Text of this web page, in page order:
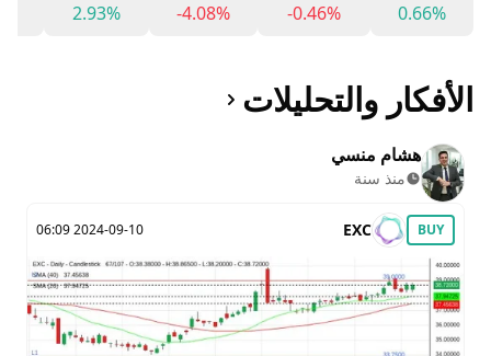
0.66%
-0.46%
-4.08%
2.93%
الأفكار والتحليلات
هشام منسي
منذ سنة
BUY
EXC
2024-09-10 06:09